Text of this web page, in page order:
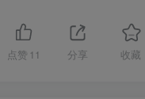
点赞 11 分享 收藏